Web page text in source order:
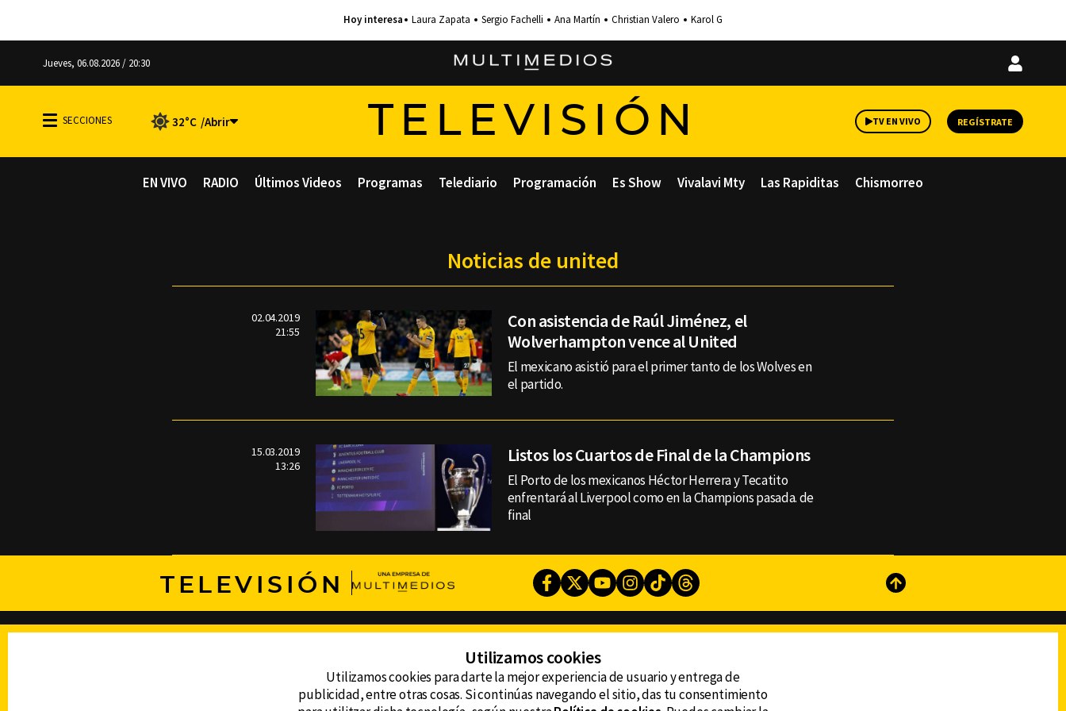
Laura Zapata Sergio Fachelli Ana Martín Christian Valero Karol G
Jueves, 06.08.2026 / 20:30
Iniciar
32°C TELEVISIÓN TV EN VIVO REGÍSTRATE
EN VIVO RADIO Últimos Videos Programas Telediario Programación Es Show Vivalavi Mty Las Rapiditas Chismorreo
Noticias de united
02.04.2019
21:55
Con asistencia de Raúl Jiménez, el
Wolverhampton vence al United
El mexicano asistió para el primer tanto de los Wolves en
el partido.
15.03.2019
13:26
Listos los Cuartos de Final de la Champions
El Porto de los mexicanos Héctor Herrera y Tecatito
enfrentará al Liverpool como en la Champions pasada. de
final
TELEVISIÓN Facebook
TwitterYoutubeInstagram
TikTokThreads Subir
cualquier medio electrónico o magnético.
AVISO DE PRIVACIDAD
AVISO LEGAL
DEFENSORÍA DE LAS AUDIENCIAS
Utilizamos cookies
Utilizamos cookies para darte la mejor experiencia de usuario y entrega de
publicidad, entre otras cosas. Si continúas navegando el sitio, das tu consentimiento